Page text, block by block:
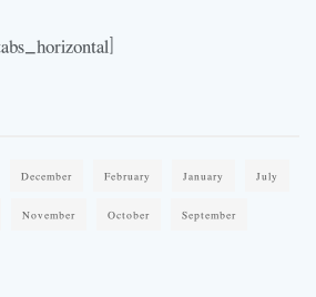
December February January July
November October September